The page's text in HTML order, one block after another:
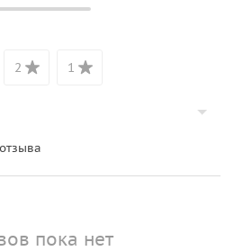
2 1
пока нет